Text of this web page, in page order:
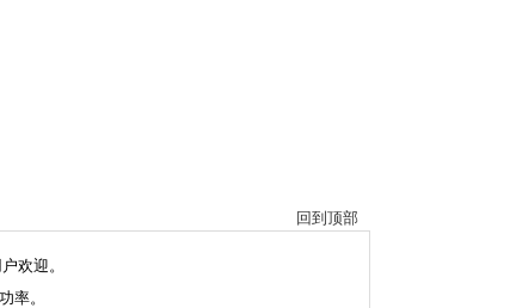
回到顶部
欢迎。
率。